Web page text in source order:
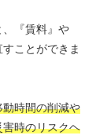
『賃料』や
ことができま
動時間の削減や
時のリスクヘ